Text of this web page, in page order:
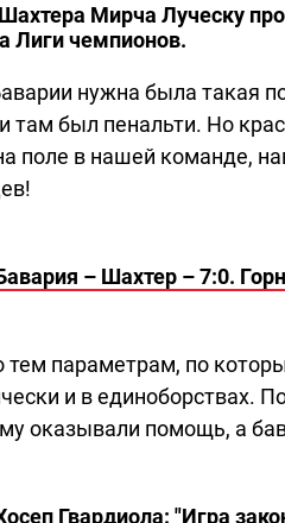
Мирча Луческу
Лиги чемпионов.
нужна была такая
там был пенальти. Но
поле в нашей команде,
– Шахтер – 7:0.
параметрам, по
и в единоборствах.
оказывали помощь, а
Гвардиола: "Игра